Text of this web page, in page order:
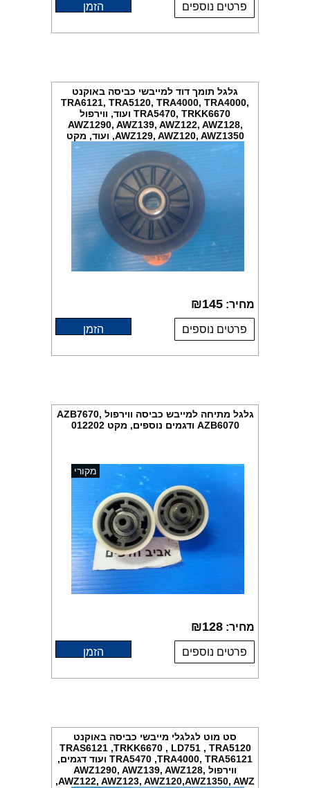
פרטים נוספים הזמן
גלגל תומך דוד למייבשי כביסה באוקנט
TRA6121, TRA5120, TRA4000, TRA4000,
TRA5470, TRKK6670 ועוד, ווירפול
AWZ1290, AWZ139, AWZ122, AWZ128,
AWZ129, AWZ120, AWZ1350, ועוד, מקט
מחיר: ₪145
פרטים נוספים הזמן
גלגל מתיחה למייבש כביסה ווירפול AZB7670,
AZB6070 ודגמים נוספים, מקט 012202
מקורי
מחיר: ₪128
פרטים נוספים הזמן
סט מוט לגלגלי מייבשי כביסה באוקנט
TRAS6121 ,TRKK6670 , LD751 , TRA5120
TRA5470 ,TRA4000, TRA56121 ועוד דגמים,
ווירפול AWZ1290, AWZ139, AWZ128,
AWZ122, AWZ123, AWZ120,AWZ1350, AWZ,